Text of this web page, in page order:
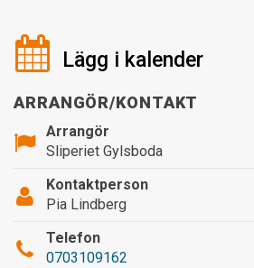
Lägg i kalender
ARRANGÖR/KONTAKT
Arrangör
Sliperiet Gylsboda
Kontaktperson
Pia Lindberg
Telefon
0703109162